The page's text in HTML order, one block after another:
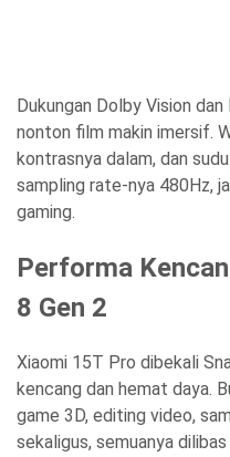
Dukungan Dolby Vision
nonton film makin imersif.
kontrasnya dalam, dan
sampling rate-nya 480Hz,
gaming.
Performa
8 Gen 2
Xiaomi 15T Pro dibekali
kencang dan hemat daya.
game 3D, editing video,
sekaligus, semuanya